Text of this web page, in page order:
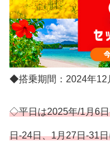
◆搭乗期間：2024年12
◇平日は2025年/1月6
日-24日、1月27日-31